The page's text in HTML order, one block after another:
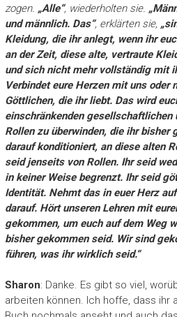
zogen. „Alle“, wiederholten sie.
und männlich. Das“, erklärten sie,
Kleidung, die ihr anlegt, wenn ihr
an der Zeit, diese alte, vertraute
und sich nicht mehr vollständig mit
Verbindet eure Herzen mit uns oder
Göttlichen, die ihr liebt. Das wird
einschränkenden gesellschaftlichen
Rollen zu überwinden, die ihr bisher
darauf konditioniert, an diese alten
seid jenseits von Rollen. Ihr seid
in keiner Weise begrenzt. Ihr seid
Identität. Nehmt das in euer Herz
darauf. Hört unseren Lehren mit
gekommen, um euch auf dem Weg
bisher gekommen seid. Wir sind
führen, was ihr wirklich seid.“
Sharon: Danke. Es gibt so viel,
arbeiten können. Ich hoffe, dass ihr